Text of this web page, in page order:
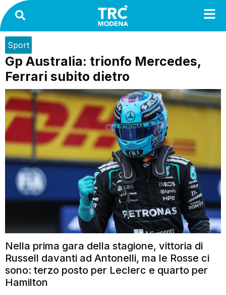
Sport
Gp Australia: trionfo Mercedes,
Ferrari subito dietro
Nella prima gara della stagione, vittoria di
Russell davanti ad Antonelli, ma le Rosse ci
sono: terzo posto per Leclerc e quarto per
Hamilton